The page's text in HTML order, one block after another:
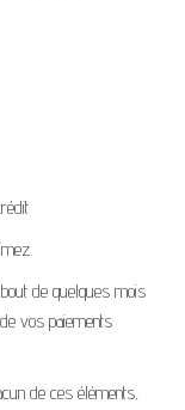
de quelques mois
vos paiements
de ces éléments,